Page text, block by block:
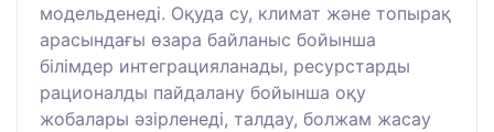
модельденеді. Оқуда су, климат және топырақ
арасындағы өзара байланыс бойынша
білімдер интеграцияланады, ресурстарды
рационалды пайдалану бойынша оқу
жобалары әзірленеді, талдау, болжам жасау